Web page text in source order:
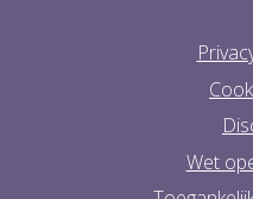
Wet